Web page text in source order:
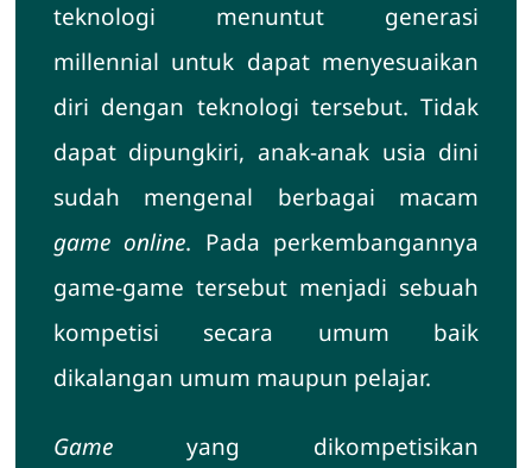
teknologi menuntut generasi
millennial untuk dapat menyesuaikan
diri dengan teknologi tersebut. Tidak
dapat dipungkiri, anak-anak usia dini
sudah mengenal berbagai macam
game online. Pada perkembangannya
game-game tersebut menjadi sebuah
kompetisi secara umum baik
dikalangan umum maupun pelajar.
Gameyang dikompetisikan